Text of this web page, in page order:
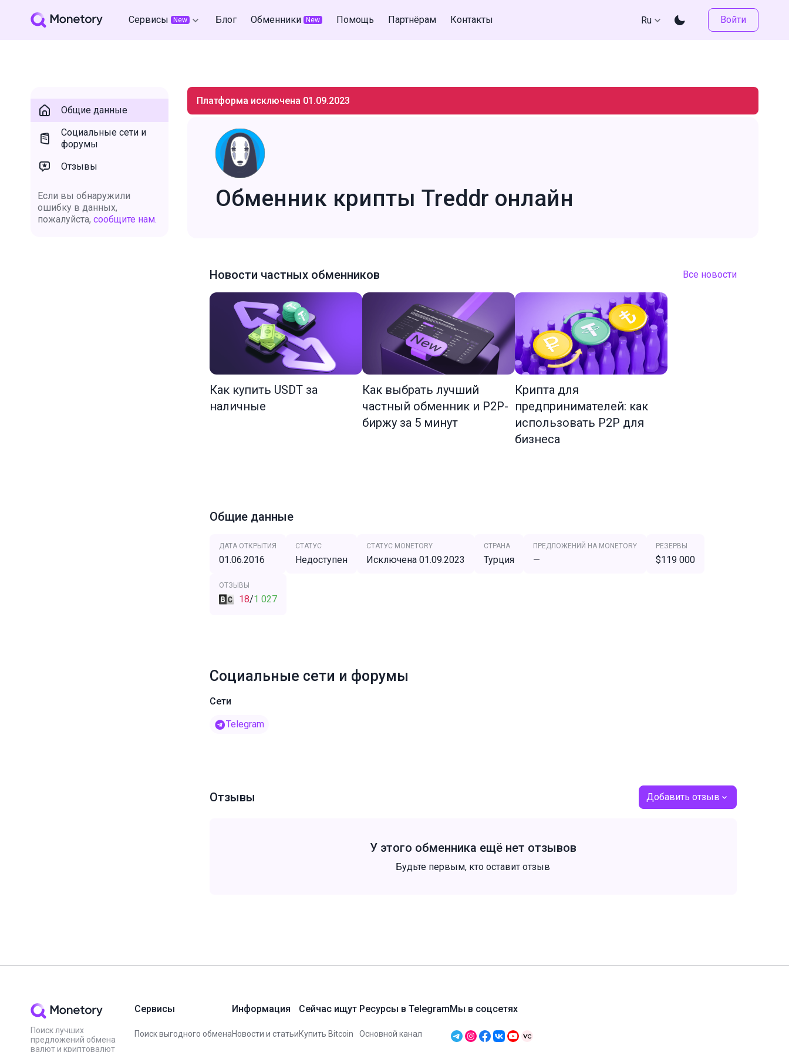
Сервисы New Блог Обменники New Помощь Партнёрам Контакты Ru Войти
Общие данные
Социальные сети и
форумы
Отзывы
Если вы обнаружили
ошибку в данных,
пожалуйста, сообщите нам.
Платформа исключена 01.09.2023
Обменник крипты Treddr онлайн
Новости частных обменников Все новости
Как купить USDT за
наличные
Как выбрать лучший
частный обменник и P2P-
биржу за 5 минут
Крипта для
предпринимателей: как
использовать P2P для
бизнеса
Общие данные
ДАТА ОТКРЫТИЯ
01.06.2016
СТАТУС
Недоступен
СТАТУС MONETORY
Исключена 01.09.2023
СТРАНА
Турция
ПРЕДЛОЖЕНИЙ НА MONETORY
—
РЕЗЕРВЫ
$119 000
ОТЗЫВЫ
18/1 027
Социальные сети и форумы
Сети
Telegram
Отзывы Добавить отзыв
У этого обменника ещё нет отзывов
Будьте первым, кто оставит отзыв
Поиск лучших
предложений обмена
валют и криптовалют
Сервисы
Поиск выгодного обмена
Информация
Новости и статьи
Сейчас ищут
Купить Bitcoin
Ресурсы в Telegram
Основной канал
Мы в соцсетях